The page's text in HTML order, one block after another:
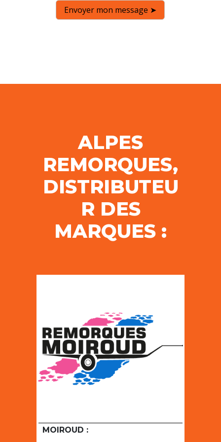
Envoyer mon message ➤
ALPES
REMORQUES,
DISTRIBUTEU
R DES
MARQUES :
MOIROUD :